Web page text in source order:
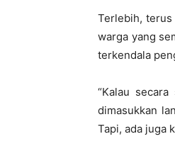
Terlebih, terus
warga yang
terkendala
“Kalau
dimasukkan
Tapi, ada juga